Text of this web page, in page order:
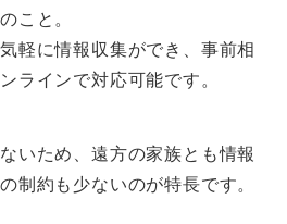
こと。
軽に情報収集ができ、事前相
ラインで対応可能です。
いため、遠方の家族とも情報
制約も少ないのが特長です。